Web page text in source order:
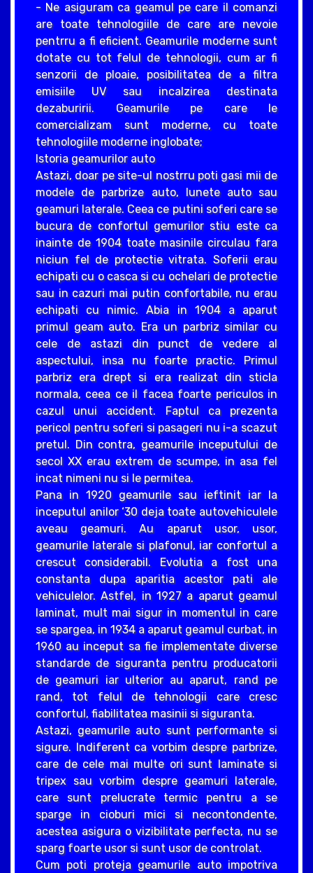
- Ne asiguram ca geamul pe care il comanzi
are toate tehnologiile de care are nevoie
pentrru a fi eficient. Geamurile moderne sunt
dotate cu tot felul de tehnologii, cum ar fi
senzorii de ploaie, posibilitatea de a filtra
emisiile UV sau incalzirea destinata
dezaburirii. Geamurile pe care le
comercializam sunt moderne, cu toate
tehnologiile moderne inglobate;
Istoria geamurilor auto
Astazi, doar pe site-ul nostrru poti gasi mii de
modele de parbrize auto, lunete auto sau
geamuri laterale. Ceea ce putini soferi care se
bucura de confortul gemurilor stiu este ca
inainte de 1904 toate masinile circulau fara
niciun fel de protectie vitrata. Soferii erau
echipati cu o casca si cu ochelari de protectie
sau in cazuri mai putin confortabile, nu erau
echipati cu nimic. Abia in 1904 a aparut
primul geam auto. Era un parbriz similar cu
cele de astazi din punct de vedere al
aspectului, insa nu foarte practic. Primul
parbriz era drept si era realizat din sticla
normala, ceea ce il facea foarte periculos in
cazul unui accident. Faptul ca prezenta
pericol pentru soferi si pasageri nu i-a scazut
pretul. Din contra, geamurile inceputului de
secol XX erau extrem de scumpe, in asa fel
incat nimeni nu si le permitea.
Pana in 1920 geamurile sau ieftinit iar la
inceputul anilor ‘30 deja toate autovehiculele
aveau geamuri. Au aparut usor, usor,
geamurile laterale si plafonul, iar confortul a
crescut considerabil. Evolutia a fost una
constanta dupa aparitia acestor pati ale
vehiculelor. Astfel, in 1927 a aparut geamul
laminat, mult mai sigur in momentul in care
se spargea, in 1934 a aparut geamul curbat, in
1960 au inceput sa fie implementate diverse
standarde de siguranta pentru producatorii
de geamuri iar ulterior au aparut, rand pe
rand, tot felul de tehnologii care cresc
confortul, fiabilitatea masinii si siguranta.
Astazi, geamurile auto sunt performante si
sigure. Indiferent ca vorbim despre parbrize,
care de cele mai multe ori sunt laminate si
tripex sau vorbim despre geamuri laterale,
care sunt prelucrate termic pentru a se
sparge in cioburi mici si necontondente,
acestea asigura o vizibilitate perfecta, nu se
sparg foarte usor si sunt usor de controlat.
Cum poti proteja geamurile auto impotriva